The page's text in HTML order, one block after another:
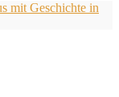
mit Geschichte in